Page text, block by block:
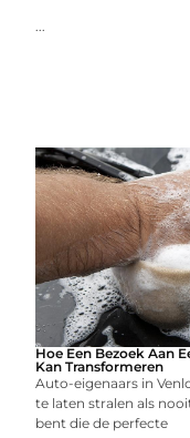
...
Hoe Een Bezoek Aan
Kan Transformeren
Auto-eigenaars in
te laten stralen als
bent die de perfecte